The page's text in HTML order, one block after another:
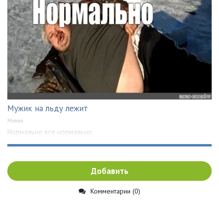
Мужик на льду лежит
Мужик
Нормально все нормально
Добавить
Комментарии (0)